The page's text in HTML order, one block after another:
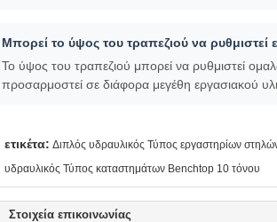
Μπορεί το ύψος του τραπεζιού να ρυθμιστεί
Το ύψος του τραπεζιού μπορεί να ρυθμιστεί
προσαρμοστεί σε διάφορα μεγέθη εργασιακού
ετικέτα: Διπλός υδραυλικός Τύπος εργαστηρίων
υδραυλικός Τύπος καταστημάτων Benchtop 10 τόνου
Στοιχεία επικοινωνίας